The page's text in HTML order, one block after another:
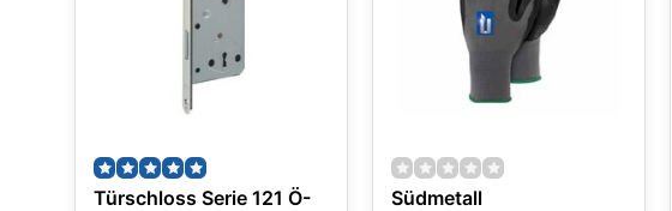
Türschloss Serie 121 Ö-
Südmetall